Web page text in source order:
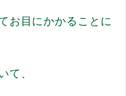
お目にかかることに
て、